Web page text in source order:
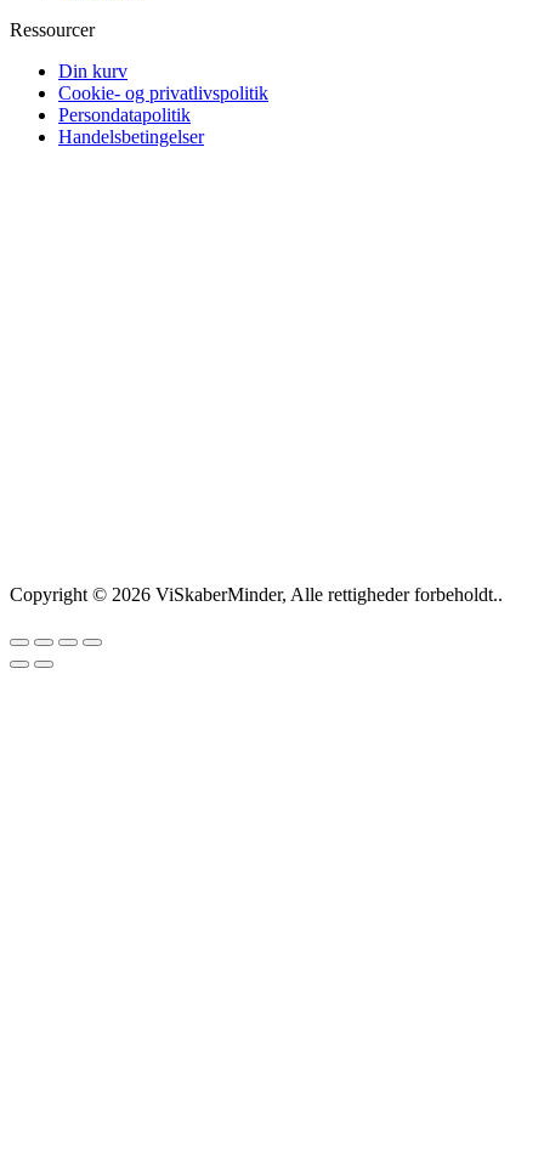
Ressourcer
Din kurv
Cookie- og privatlivspolitik
Persondatapolitik
Handelsbetingelser
Copyright © 2026 ViSkaberMinder, Alle rettigheder forbeholdt..